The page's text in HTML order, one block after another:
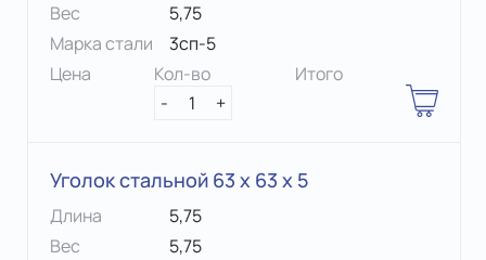
Вес
5,75
Марка стали
3сп-5
Цена
Кол-во
-
1 +
Итого
Уголок стальной 63 х 63 x 5
Длина
5,75
Вес
5,75